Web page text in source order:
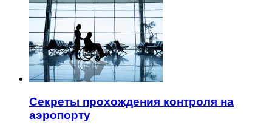
Секреты прохождения контроля на
аэропорту